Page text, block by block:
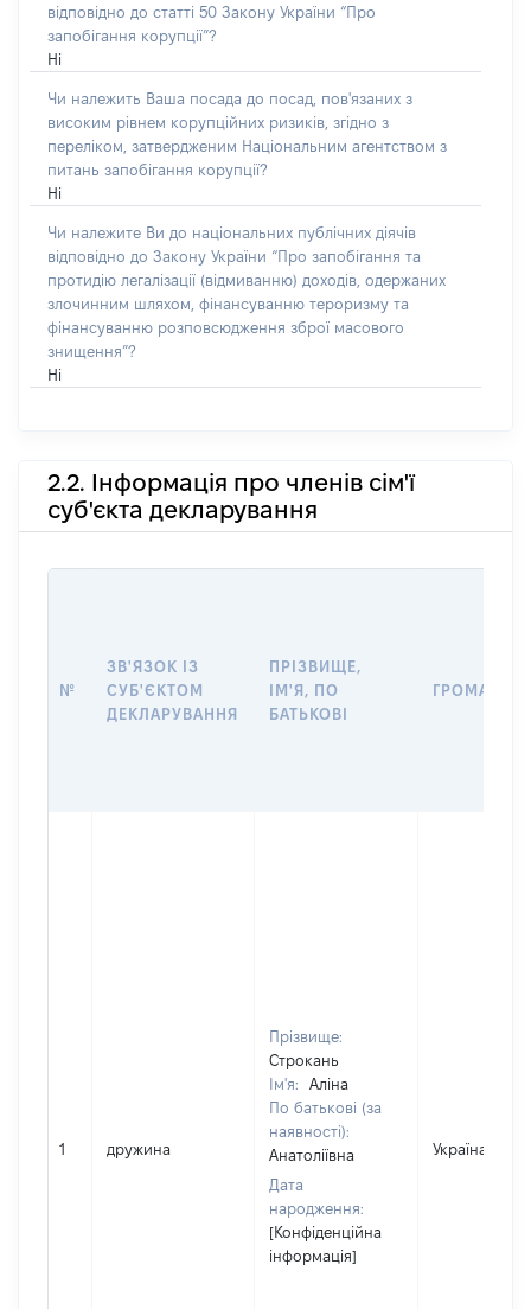
відповідно до статті 50 Закону України “Про
запобігання корупції”?
Ні
Чи належить Ваша посада до посад, пов'язаних з
високим рівнем корупційних ризиків, згідно з
переліком, затвердженим Національним агентством з
питань запобігання корупції?
Ні
Чи належите Ви до національних публічних діячів
відповідно до Закону України “Про запобігання та
протидію легалізації (відмиванню) доходів, одержаних
злочинним шляхом, фінансуванню тероризму та
фінансуванню розповсюдження зброї масового
знищення”?
Ні
2.2. Інформація про членів сім'ї
суб'єкта декларування
№
ЗВ'ЯЗОК ІЗ
СУБ'ЄКТОМ
ДЕКЛАРУВАННЯ
ПРІЗВИЩЕ,
ІМ'Я, ПО
БАТЬКОВІ
1 дружина
Прізвище:
Строкань
Ім'я:
Аліна
По батькові (за
наявності):
Анатоліївна
Дата
народження:
[Конфіденційна
інформація]
Україна